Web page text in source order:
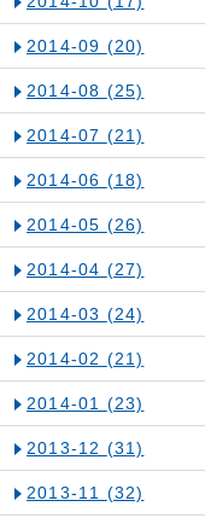
2014-09 (20)
2014-08 (25)
2014-07 (21)
2014-06 (18)
2014-05 (26)
2014-04 (27)
2014-03 (24)
2014-02 (21)
2014-01 (23)
2013-12 (31)
2013-11 (32)